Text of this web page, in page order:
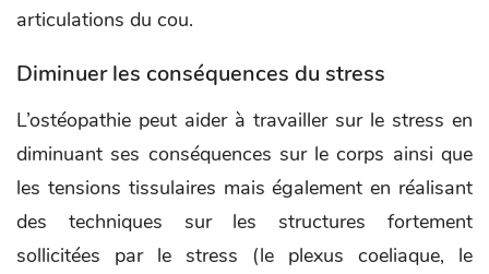
articulations du cou.
Diminuer les conséquences du stress
L’ostéopathie peut aider à travailler sur le stress en
diminuant ses conséquences sur le corps ainsi que
les tensions tissulaires mais également en réalisant
des techniques sur les structures fortement
sollicitées par le stress (le plexus coeliaque, le